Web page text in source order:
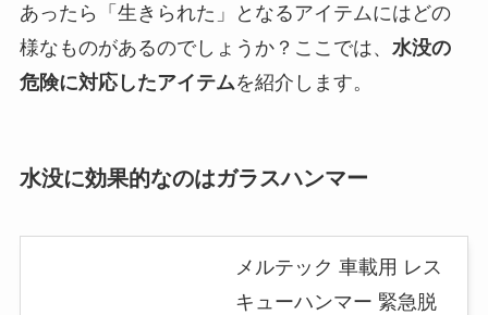
あったら「生きられた」となるアイテムにはどの
様なものがあるのでしょうか？ここでは、 水没の
危険に対応したアイテムを紹介します。
水没に効果的なのはガラスハンマー
メルテック 車載用 レス
キューハンマー 緊急脱